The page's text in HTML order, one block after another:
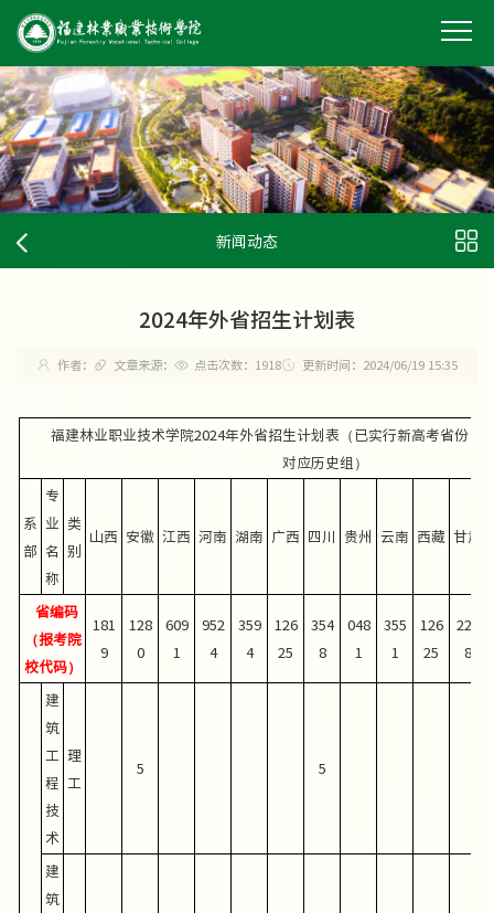
新闻动态
2024年外省招生计划表
作者： 文章来源： 点击次数： 1918 更新时间：2024/06/19 15:35
福建林业职业技术学院2024年外省招生计划表（已实行新高考省份：
对应历史组）
系
部
专
业
名
称
类
别
山西 安徽 江西 河南 湖南 广西 四川 贵州 云南 西藏 甘肃
省编码
（报考院
校代码）
181
9
128
0
609
1
952
4
359
4
126
25
354
8
048
1
355
1
126
25
220
8
建
筑
工
程
技
术
理
工
5 5
建
筑